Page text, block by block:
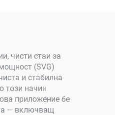
чисти стаи за
(SVG)
и стабилна
този начин
приложение бе
— включващ